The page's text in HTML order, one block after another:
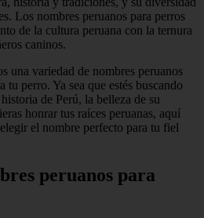
Los nombres peruanos para perros
de la cultura peruana con la ternura
caninos.
una variedad de nombres peruanos
tu perro. Ya sea que estés buscando
de Perú, la belleza de su
honrar tus raíces peruanas, aquí
el nombre perfecto para tu fiel
peruanos para